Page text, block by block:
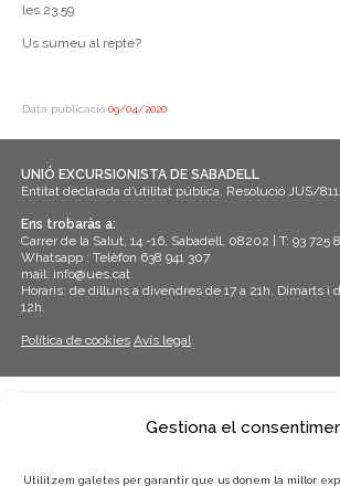
Gestiona el
Utilitzem galetes per garantir que us donem la millor
les 23.59
Us sumeu al repte?
Data publicació 09/04/2020
UNIÓ EXCURSIONISTA DE SABADELL
Entitat declarada d’utilitat pública. Resolució JUS/
Ens trobaràs a:
Carrer de la Salut, 14 -16, Sabadell, 08202 | T: 93 725
Whatsapp : Telèfon 638 941 307
mail: info@ues.cat
Horaris: de dilluns a divendres de 17 a 21h. Dimarts i
12h.
Política de cookies Avís legal